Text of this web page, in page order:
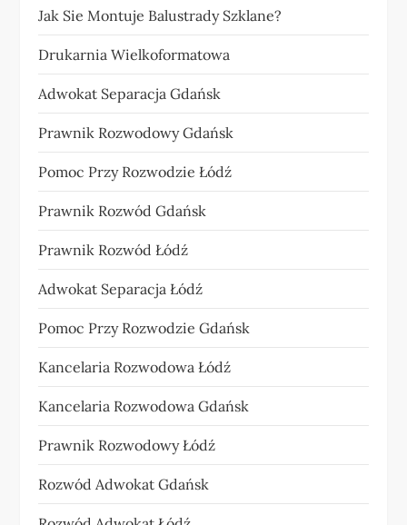
Jak Sie Montuje Balustrady Szklane?
Drukarnia Wielkoformatowa
Adwokat Separacja Gdańsk
Prawnik Rozwodowy Gdańsk
Pomoc Przy Rozwodzie Łódź
Prawnik Rozwód Gdańsk
Prawnik Rozwód Łódź
Adwokat Separacja Łódź
Pomoc Przy Rozwodzie Gdańsk
Kancelaria Rozwodowa Łódź
Kancelaria Rozwodowa Gdańsk
Prawnik Rozwodowy Łódź
Rozwód Adwokat Gdańsk